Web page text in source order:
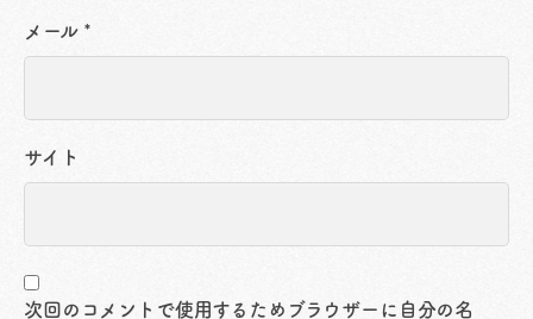
メール *
サイト
次回のコメントで使用するためブラウザーに自分の名